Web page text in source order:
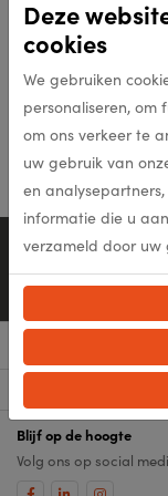
Pontiac 990
In meerdere opties
Bekijk
Blijf op de hoogte
Volg ons op social
Deze
cookies
We gebruiken
personaliseren, om
om ons verkeer te
uw gebruik van
en
informatie die u
verzameld door uw